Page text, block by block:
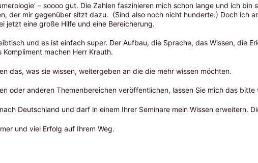
– soooo gut. Die Zahlen faszinieren mich schon lange und ich
der mir gegenüber sitzt dazu. (Sind also noch nicht hunderte.) Doch ich
jetzt eine große Hilfe und eine Bereicherung.
und es ist einfach super. Der Aufbau, die Sprache, das Wissen, die
machen Herr Krauth.
das, was sie wissen, weitergeben an die die mehr wissen möchten.
oder anderen Themenbereichen veröffentlichen, lassen Sie mich das bitte
Deutschland und darf in einem Ihrer Seminare mein Wissen erweitern.
und viel Erfolg auf Ihrem Weg.